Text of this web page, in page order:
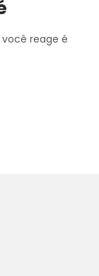
reage é